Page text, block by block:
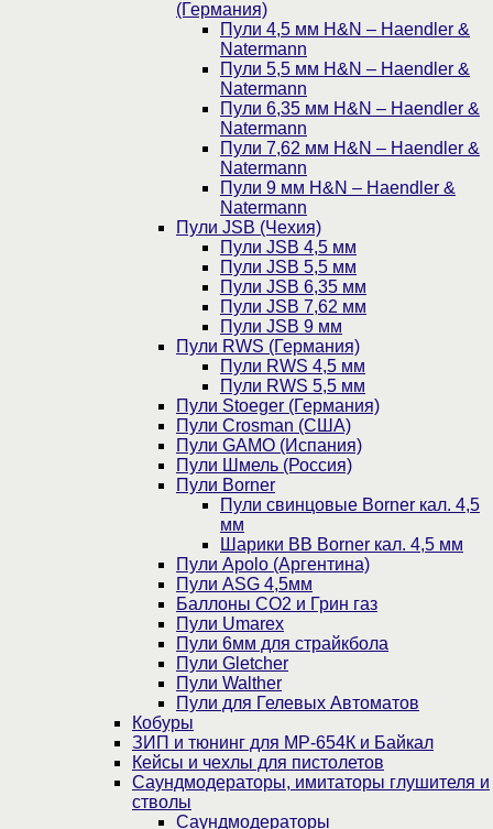
(Германия)
Пули 4,5 мм H&N – Haendler &
Natermann
Пули 5,5 мм H&N – Haendler &
Natermann
Пули 6,35 мм H&N – Haendler &
Natermann
Пули 7,62 мм H&N – Haendler &
Natermann
Пули 9 мм H&N – Haendler &
Natermann
Пули JSB (Чехия)
Пули JSB 4,5 мм
Пули JSB 5,5 мм
Пули JSB 6,35 мм
Пули JSB 7,62 мм
Пули JSB 9 мм
Пули RWS (Германия)
Пули RWS 4,5 мм
Пули RWS 5,5 мм
Пули Stoeger (Германия)
Пули Crosman (США)
Пули GAMO (Испания)
Пули Шмель (Россия)
Пули Borner
Пули свинцовые Borner кал. 4,5
мм
Шарики BB Borner кал. 4,5 мм
Пули Apolo (Аргентина)
Пули ASG 4,5мм
Баллоны CO2 и Грин газ
Пули Umarex
Пули 6мм для страйкбола
Пули Gletcher
Пули Walther
Пули для Гелевых Автоматов
Кобуры
ЗИП и тюнинг для МР-654К и Байкал
Кейсы и чехлы для пистолетов
Саундмодераторы, имитаторы глушителя и
стволы
Саундмодераторы